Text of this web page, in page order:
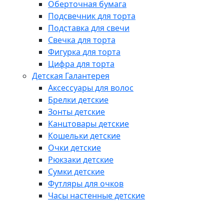
Оберточная бумага
Подсвечник для торта
Подставка для свечи
Свечка для торта
Фигурка для торта
Цифра для торта
Детская Галантерея
Аксессуары для волос
Брелки детские
Зонты детские
Канцтовары детские
Кошельки детские
Очки детские
Рюкзаки детские
Сумки детские
Футляры для очков
Часы настенные детские